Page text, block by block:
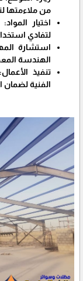
من ملاءمتها
اختيار
لتفادي
استشارة
الهندسة
تنفيذ
الفنية لضمان